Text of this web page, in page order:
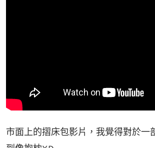
市面上的摺床包影片，我覺得對於